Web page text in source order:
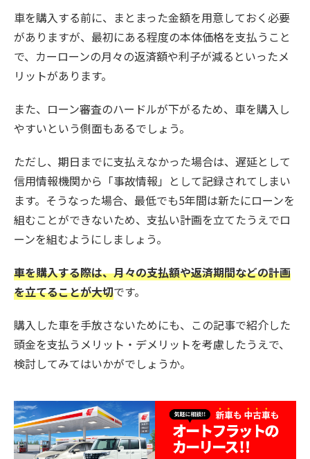
車を購入する前に、まとまった金額を用意しておく必要
がありますが、最初にある程度の本体価格を支払うこと
で、カーローンの月々の返済額や利子が減るといったメ
リットがあります。
また、ローン審査のハードルが下がるため、車を購入し
やすいという側面もあるでしょう。
ただし、期日までに支払えなかった場合は、遅延として
信用情報機関から「事故情報」として記録されてしまい
ます。そうなった場合、最低でも5年間は新たにローンを
組むことができないため、支払い計画を立てたうえでロ
ーンを組むようにしましょう。
車を購入する際は、月々の支払額や返済期間などの計画
を立てることが大切です。
購入した車を手放さないためにも、この記事で紹介した
頭金を支払うメリット・デメリットを考慮したうえで、
検討してみてはいかがでしょうか。